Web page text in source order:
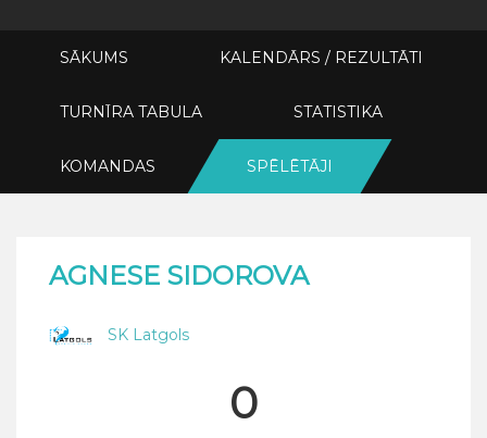
SĀKUMS KALENDĀRS / REZULTĀTI
TURNĪRA TABULA STATISTIKA
KOMANDAS SPĒLĒTĀJI
AGNESE SIDOROVA
SK Latgols
0